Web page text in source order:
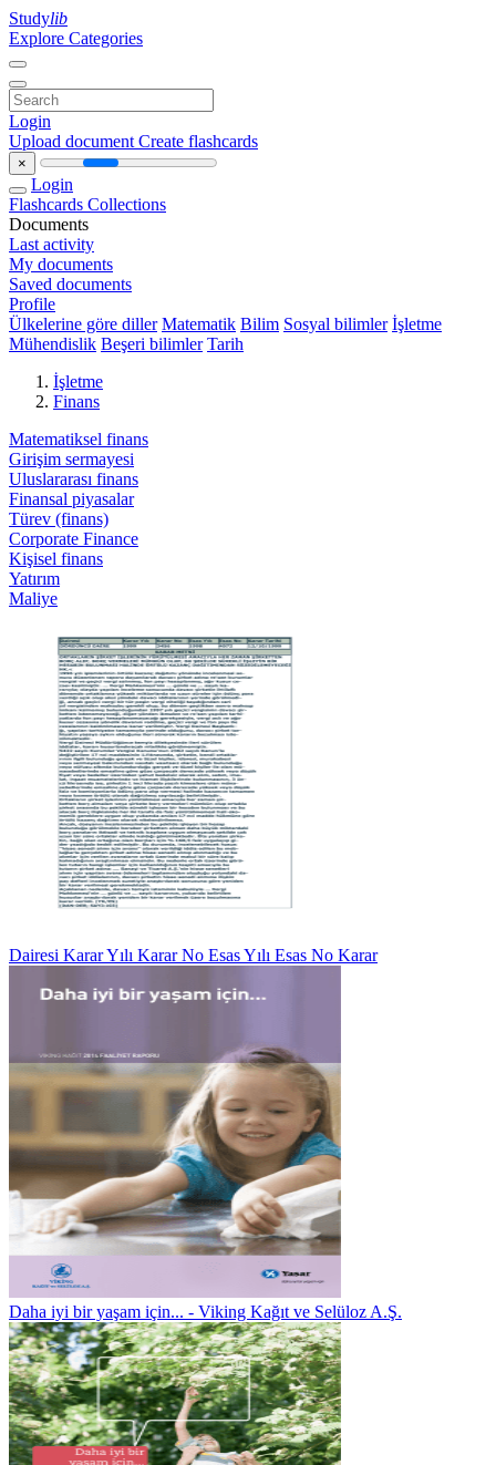
Studylib
Explore Categories
Login
Upload document Create flashcards
×
Login
Flashcards Collections
Documents
Last activity
My documents
Saved documents
Profile
Ülkelerine göre diller Matematik Bilim Sosyal bilimler İşletme
Mühendislik Beşeri bilimler Tarih
İşletme
Finans
Matematiksel finans
Girişim sermayesi
Uluslararası finans
Finansal piyasalar
Türev (finans)
Corporate Finance
Kişisel finans
Yatırım
Maliye
Dairesi Karar Yılı Karar No Esas Yılı Esas No Karar
Daha iyi bir yaşam için... - Viking Kağıt ve Selüloz A.Ş.